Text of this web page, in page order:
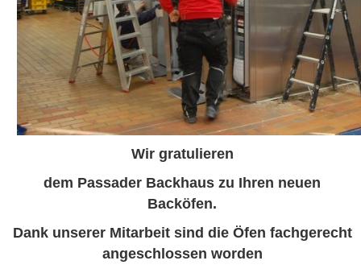
Wir gratulieren
dem Passader Backhaus zu Ihren neuen
Backöfen.
Dank unserer Mitarbeit sind die Öfen fachgerecht
angeschlossen worden